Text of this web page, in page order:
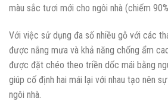
màu sắc tươi mới cho ngôi nhà (chiếm
Với việc sử dụng đa số nhiều gỗ với các
được nắng mưa và khả năng chống ẩm
được đặt chéo theo triền dốc mái bằng
giúp cố định hai mái lại với nhau tạo nên
ngôi nhà.